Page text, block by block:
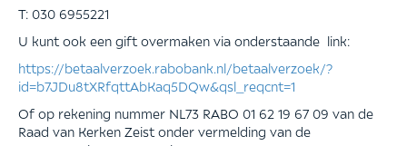
T: 030 6955221
U kunt ook een gift overmaken via onderstaande link:
https://betaalverzoek.rabobank.nl/betaalverzoek/?
id=b7JDu8tXRfqttAbKaq5DQw&qsl_reqcnt=1
Of op rekening nummer NL73 RABO 01 62 19 67 09 van de
Raad van Kerken Zeist onder vermelding van de